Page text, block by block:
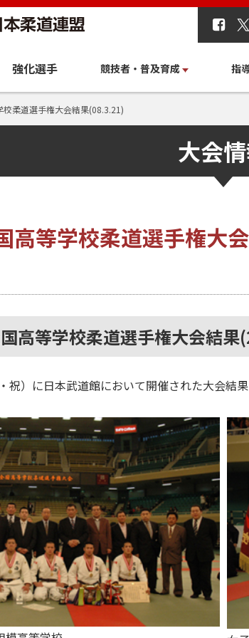
強化選手 競技者・普及育成 指
柔道選手権大会結果(08.3.21)
大会
高等学校柔道選手権大
高等学校柔道選手権大会結
祝）に日本武道館において開催された大会結